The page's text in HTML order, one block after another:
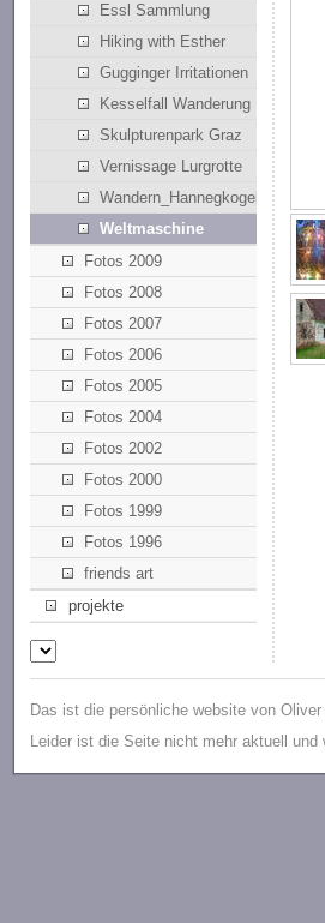
Essl Sammlung
Hiking with Esther
Gugginger Irritationen
Kesselfall Wanderung
Skulpturenpark Graz
Vernissage Lurgrotte
Wandern_Hannegkogel
Weltmaschine
Fotos 2009
Fotos 2008
Fotos 2007
Fotos 2006
Fotos 2005
Fotos 2004
Fotos 2002
Fotos 2000
Fotos 1999
Fotos 1996
friends art
projekte
Das ist die persönliche website von
Leider ist die Seite nicht mehr aktuell